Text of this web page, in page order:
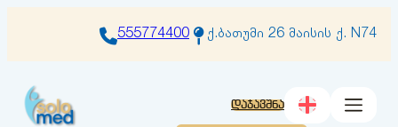
555774400 ქ.ბათუმი 26 მაისის ქ. N74
დაჯავშნა